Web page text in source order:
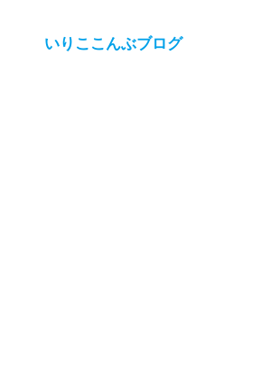
いりここんぶブログ